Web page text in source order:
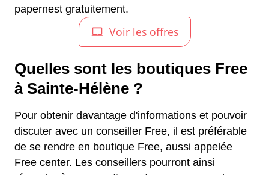
papernest gratuitement.
Quelles sont les boutiques Free
à Sainte-Hélène ?
Pour obtenir davantage d'informations et pouvoir
discuter avec un conseiller Free, il est préférable
de se rendre en boutique Free, aussi appelée
Free center. Les conseillers pourront ainsi